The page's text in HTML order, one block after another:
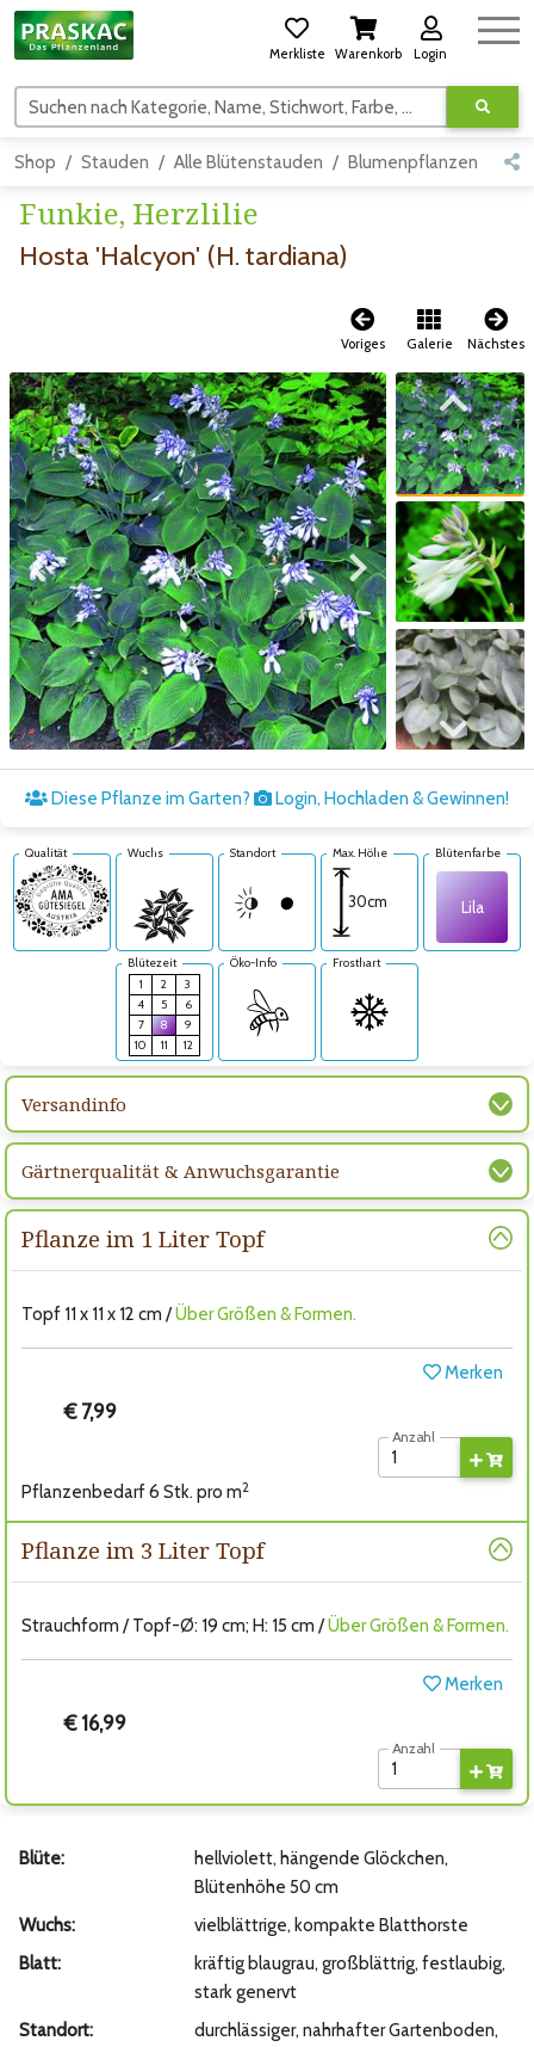
Merkliste Warenkorb Login
Suchen nach Kategorie, Name, Stichwort, Farbe, usw.
Shop Stauden Alle Blütenstauden Blumenpflanzen
Funkie, Herzlilie
Hosta 'Halcyon' (H. tardiana)
Voriges Galerie Nächstes
Zum vorigen Bild Zum nächsten Bild
Zum vorigen Bild
Zum nächsten Bild
Diese Pflanze im Garten? Login, Hochladen & Gewinnen!
Qualität Wuchs Standort Max. Höhe
30cm
Blütenfarbe
Lila
Blütezeit
1
2
3
4
5
6
7
8
9
10
11 12
Öko-Info Frosthart
Versandinfo
Gärtnerqualität & Anwuchsgarantie
Pflanze im 1 Liter Topf
Topf 11 x 11 x 12 cm /Über Größen & Formen.
Merken
€ 7,99
Anzahl
Pflanzenbedarf 6 Stk. pro m2
Pflanze im 3 Liter Topf
Strauchform / Topf-Ø: 19 cm; H: 15 cm /Über Größen & Formen.
Merken
€ 16,99
Anzahl
Blüte:
hellviolett, hängende Glöckchen,
Blütenhöhe 50 cm
Wuchs:
vielblättrige, kompakte Blatthorste
Blatt:
kräftig blaugrau, großblättrig, festlaubig,
stark genervt
Standort:
durchlässiger, nahrhafter Gartenboden,